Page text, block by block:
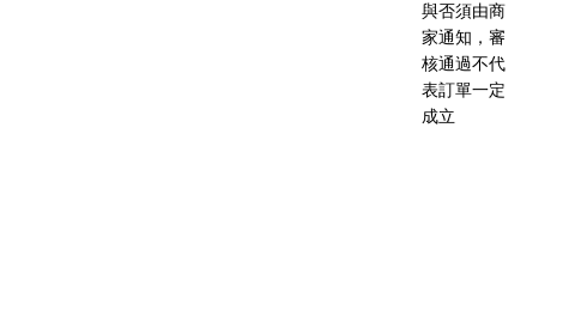
與否須由商
家通知，審
核通過不代
表訂單一定
成立